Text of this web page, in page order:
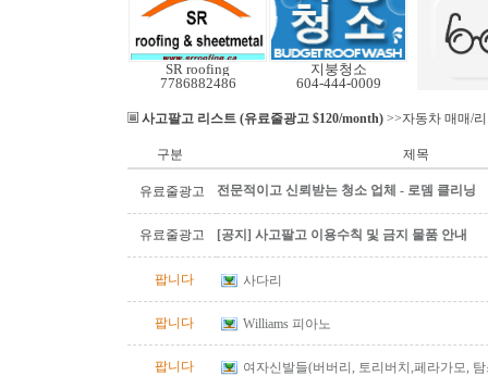
SR roofing
7786882486
지붕청소
604-444-0009
사고팔고 리스트 (유료줄광고 $120/month) >>자동차 매매/
구분 제목
유료줄광고 전문적이고 신뢰받는 청소 업체 - 로뎀 클리닝
유료줄광고 [공지] 사고팔고 이용수칙 및 금지 물품 안내
팝니다 사다리
팝니다 Williams 피아노
팝니다 여자신발들(버버리, 토리버치,페라가모,